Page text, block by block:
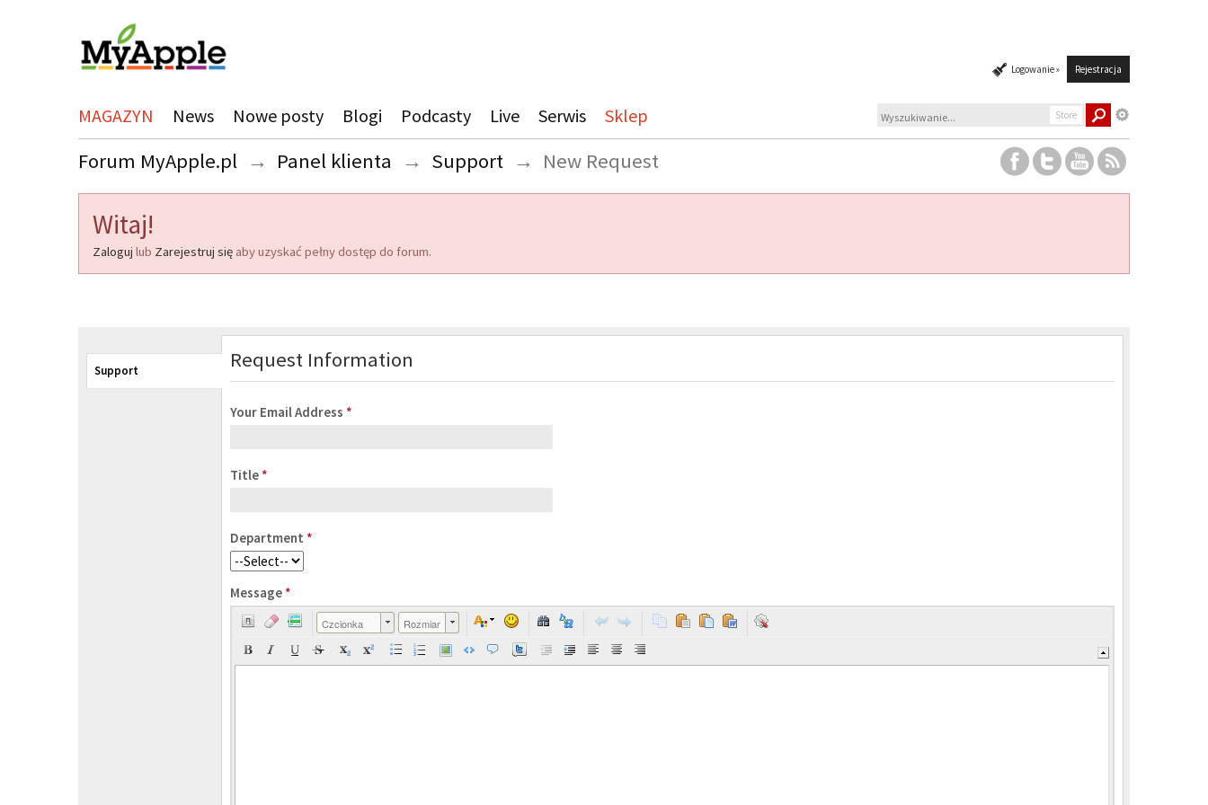
Logowanie » Rejestracja
MAGAZYN News Nowe posty Blogi Podcasty Live Serwis Sklep Store
Forum MyApple.pl → Panel klienta → Support → New Request
Witaj!
Zaloguj lub Zarejestruj się aby uzyskać pełny dostęp do forum.
Support Request Information
Your Email Address *
Title *
Department *
Message *
Czcionka Rozmiar